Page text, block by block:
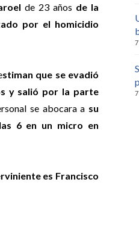
de 23 años de la
por el homicidio
stiman que se evadió
y salió por la parte
se abocara a su
6 en un micro en
es Francisco